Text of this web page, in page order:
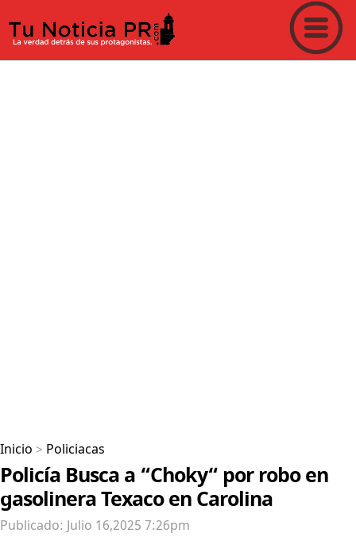
Inicio > Policiacas
Policía Busca a “Choky“ por robo en
gasolinera Texaco en Carolina
Publicado: Julio 16,2025 7:26pm